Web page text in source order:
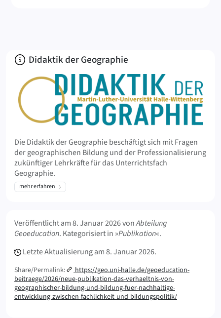
Über
Didaktik der Geographie
Die Didaktik der Geographie beschäftigt sich mit Fragen
der geographischen Bildung und der Professionalisierung
zukünftiger Lehrkräfte für das Unterrichtsfach
Geographie.
mehr erfahren
Veröffentlicht am8. Januar 2026vonAbteilung
Geoeducation. Kategorisiert in »Publikation«.
Letzte Aktualisierung am8. Januar 2026.
Share/Permalink:
https://geo.uni-halle.de/geoeducation-
beitraege/2026/neue-publikation-das-verhaeltnis-von-
geographischer-bildung-und-bildung-fuer-nachhaltige-
entwicklung-zwischen-fachlichkeit-und-bildungspolitik/